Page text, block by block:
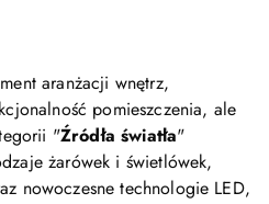
aranżacji wnętrz,
pomieszczenia, ale
"Źródła światła"
żarówek i świetlówek,
nowoczesne technologie LED,